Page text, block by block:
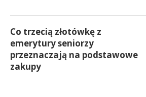
Co trzecią złotówkę z
emerytury seniorzy
przeznaczają na podstawowe
zakupy